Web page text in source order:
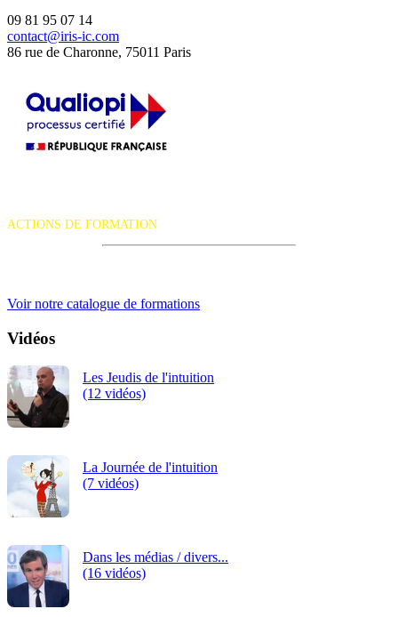
09 81 95 07 14
contact@iris-ic.com
86 rue de Charonne, 75011 Paris
ACTIONS DE FORMATION
Voir notre catalogue de formations
Vidéos
Les Jeudis de l'intuition
(12 vidéos)
La Journée de l'intuition
(7 vidéos)
Dans les médias / divers...
(16 vidéos)